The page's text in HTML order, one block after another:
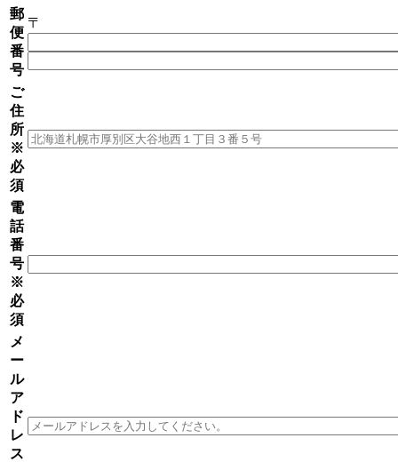
郵
便
番
号
〒
ご
住
所
※
必
須
電
話
番
号
※
必
須
メ
ー
ル
ア
ド
レ
ス